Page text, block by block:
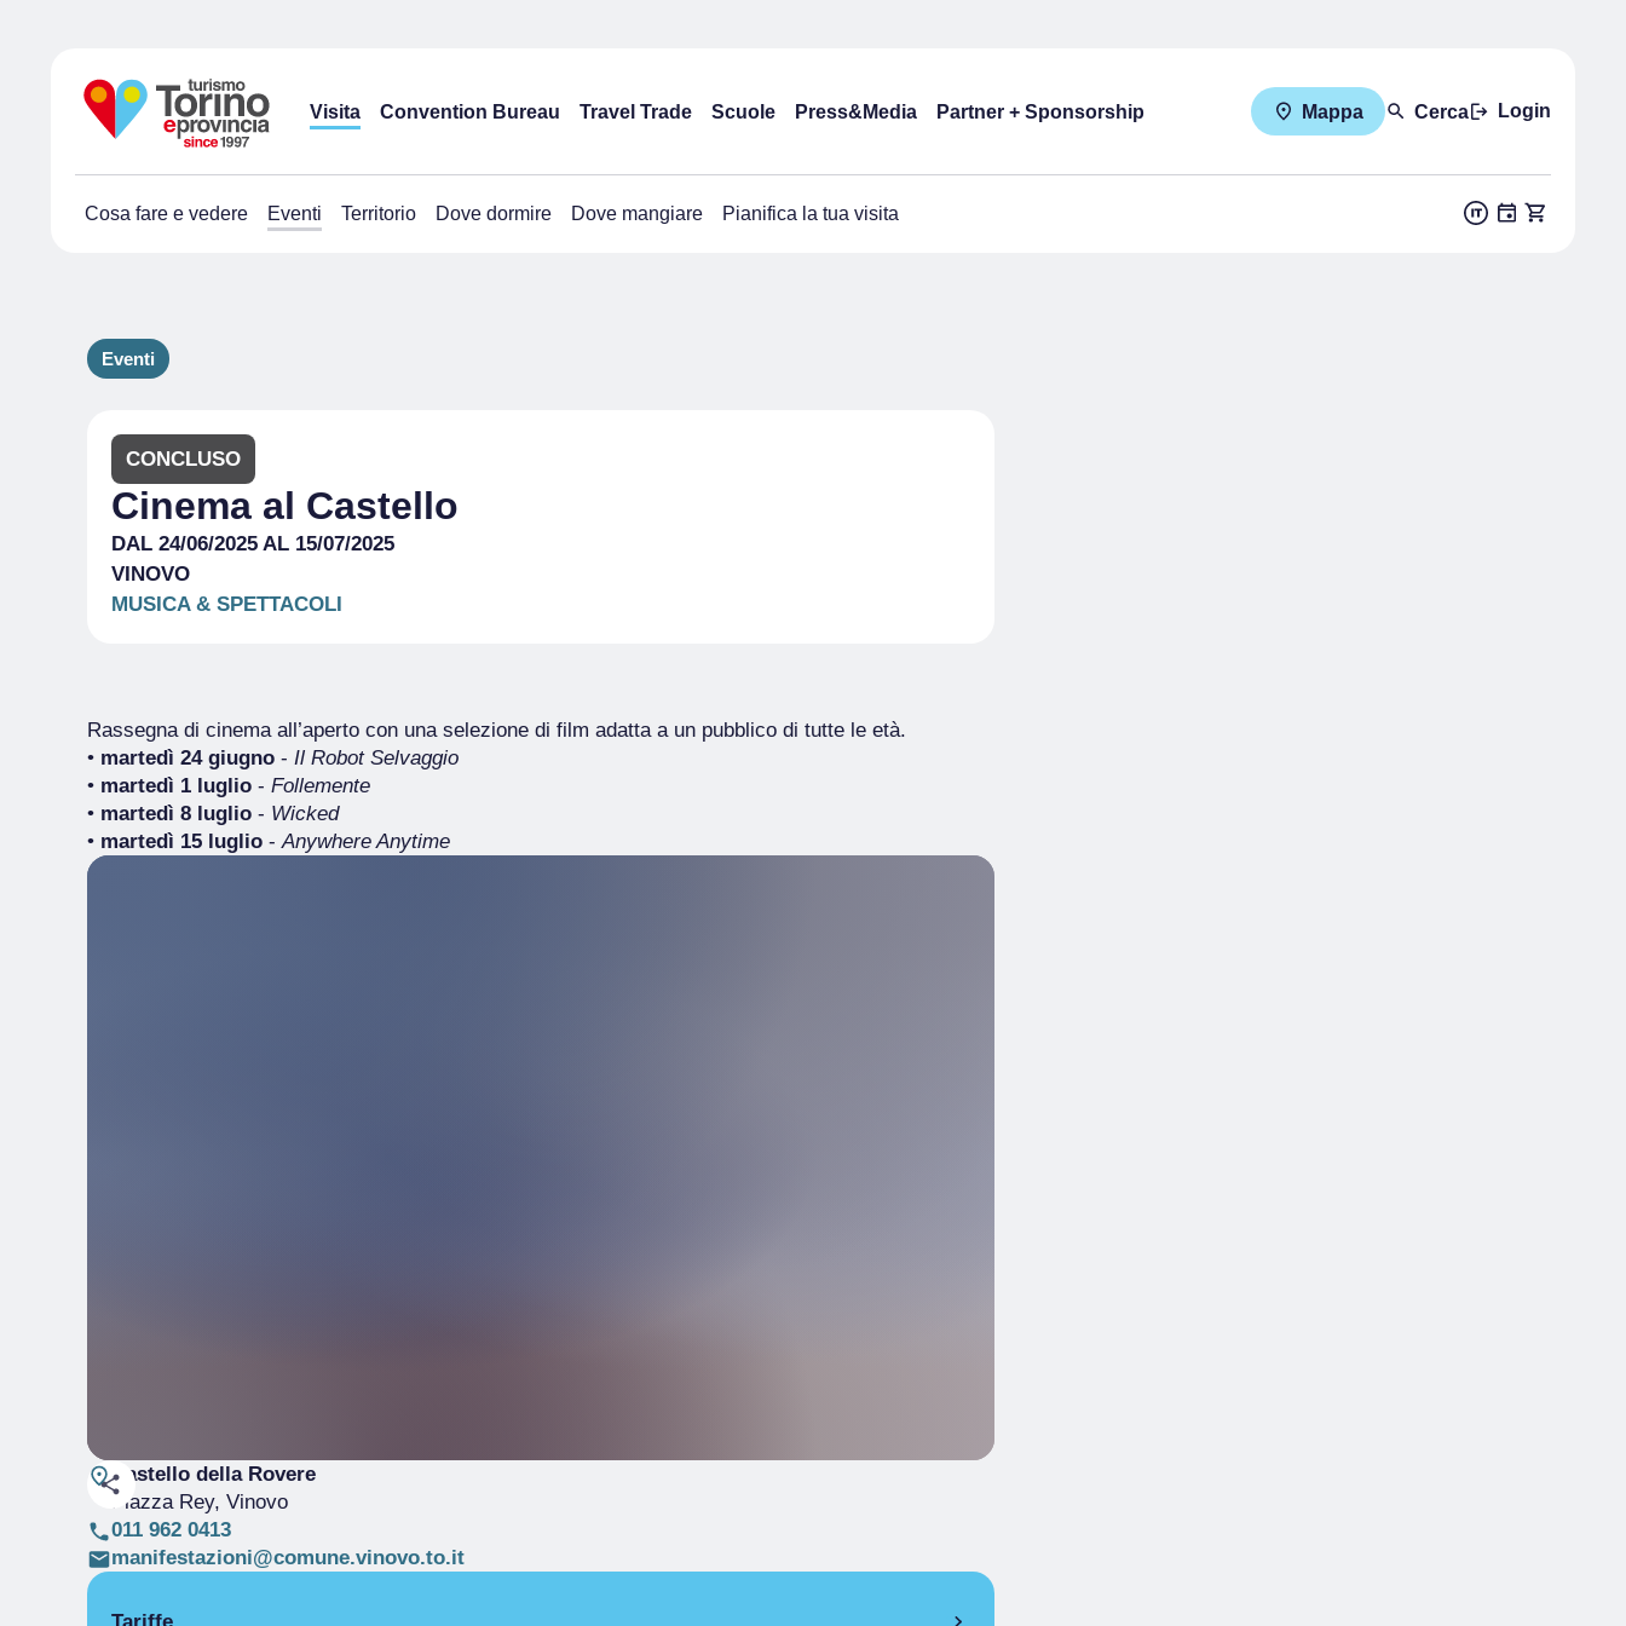
Visita Convention Bureau Travel Trade Scuole Press&Media Partner + Sponsorship Mappa Cerca Login
Cosa fare e vedere Eventi Territorio Dove dormire Dove mangiare Pianifica la tua visita
Eventi
CONCLUSO
Cinema al Castello
DAL 24/06/2025 AL 15/07/2025
VINOVO
MUSICA & SPETTACOLI
Rassegna di cinema all’aperto con una selezione di film adatta a un pubblico di tutte le età.
• martedì 24 giugno - Il Robot Selvaggio
• martedì 1 luglio - Follemente
• martedì 8 luglio - Wicked
• martedì 15 luglio -Anywhere Anytime
Castello della Rovere
Piazza Rey, Vinovo
011 962 0413
manifestazioni@comune.vinovo.to.it